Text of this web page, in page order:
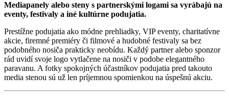
Mediapanely alebo steny s partnerskými logami sa vyrábajú na
eventy, festivaly a iné kultúrne podujatia.
Prestížne podujatia ako módne prehliadky, VIP eventy, charitatívne
akcie, firemné premiéry či filmové a hudobné festivaly sa bez
podobného nosiča prakticky neobídu. Každý partner alebo sponzor
rád uvidí svoje logo vytlačene na nosiči v podobe elegantného
paravanu. A fotky spokojných účastníkov podujatia pred takouto
media stenou sú už len príjemnou spomienkou na úspešnú akciu.